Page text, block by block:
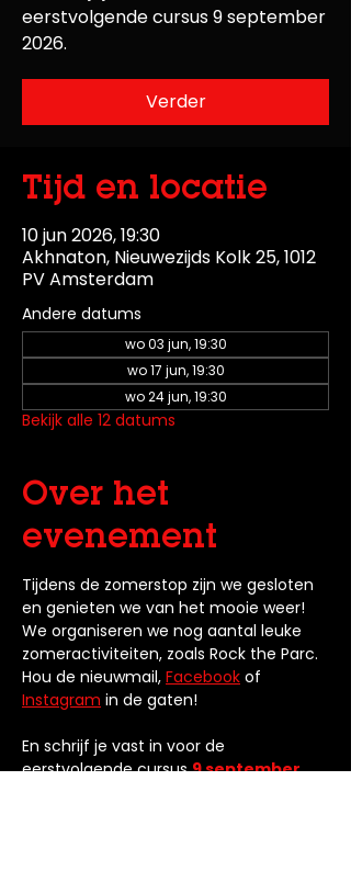
eerstvolgende cursus 9 september
2026.
Verder
Tijd en locatie
10 jun 2026, 19:30
Akhnaton, Nieuwezijds Kolk 25, 1012
PV Amsterdam
Andere datums
wo 03 jun, 19:30
wo 17 jun, 19:30
wo 24 jun, 19:30
Bekijk alle 12 datums
Over het
evenement
Tijdens de zomerstop zijn we gesloten
en genieten we van het mooie weer!
We organiseren we nog aantal leuke
zomeractiviteiten, zoals Rock the Parc.
Hou de nieuwmail, Facebook of
Instagram in de gaten!
En schrijf je vast in voor de
eerstvolgende cursus 9 september